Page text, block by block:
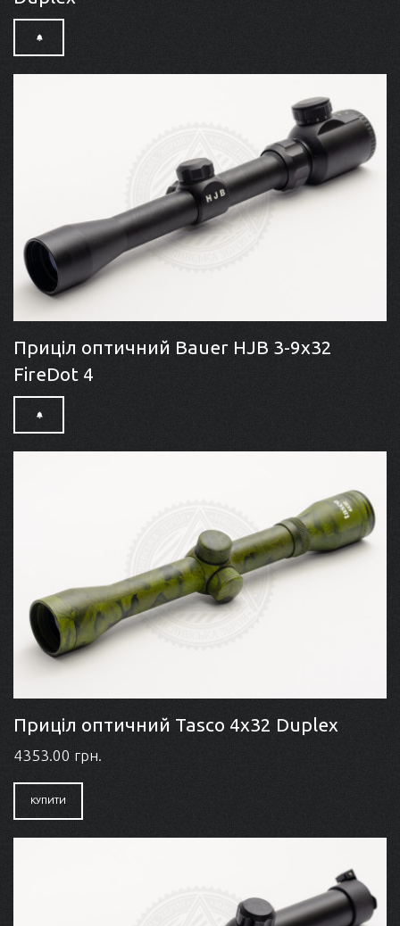
Приціл оптичний Bauer HJB 3-9x32
FireDot 4
Приціл оптичний Tasco 4x32 Duplex
4353.00 грн.
КУПИТИ